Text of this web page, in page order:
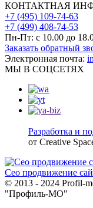
КОНТАКТНАЯ
+7 (495) 109-74-63
+7 (499) 408-74-53
Пн-Пт: с 10.00 до
Заказать обратный
Электронная почта:
МЫ В СОЦСЕТЯХ
Разработка и
от Creative
Сео продвижение
© 2013 - 2024 Profil-
"Профиль-МО"